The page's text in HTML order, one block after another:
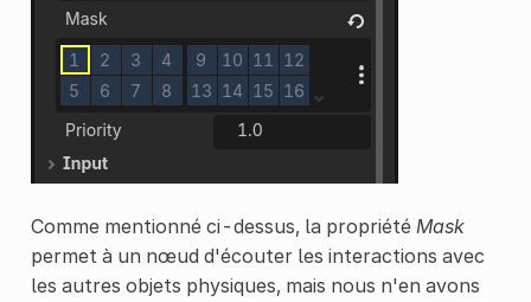
Comme mentionné ci-dessus, la propriété Mask
permet à un nœud d'écouter les interactions avec
les autres objets physiques, mais nous n'en avons